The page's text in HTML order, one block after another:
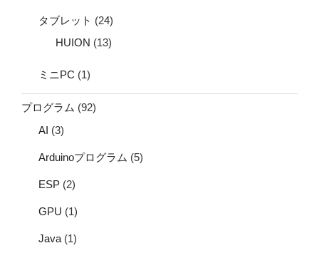
タブレット (24)
HUION (13)
ミニPC (1)
プログラム (92)
AI (3)
Arduinoプログラム (5)
ESP (2)
GPU (1)
Java (1)